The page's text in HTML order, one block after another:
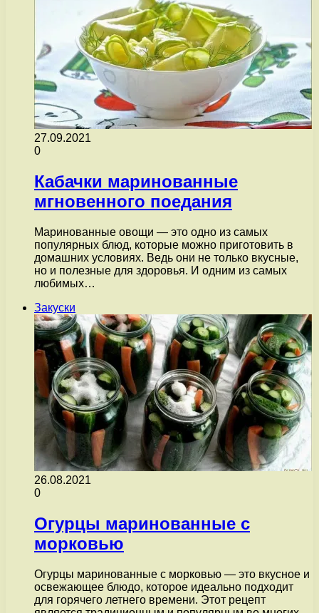
27.09.2021
0
Кабачки маринованные
мгновенного поедания
Маринованные овощи — это одно из самых
популярных блюд, которые можно приготовить в
домашних условиях. Ведь они не только вкусные,
но и полезные для здоровья. И одним из самых
любимых…
Закуски
26.08.2021
0
Огурцы маринованные с
морковью
Огурцы маринованные с морковью — это вкусное и
освежающее блюдо, которое идеально подходит
для горячего летнего времени. Этот рецепт